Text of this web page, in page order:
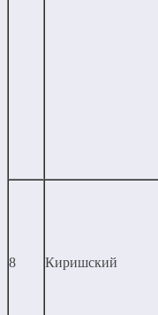
8 Киришский